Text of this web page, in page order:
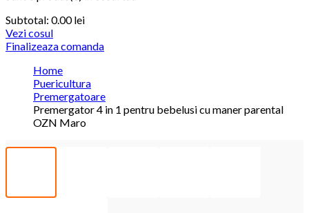
Subtotal: 0.00 lei
Vezi cosul
Finalizeaza comanda
Home
Puericultura
Premergatoare
Premergator 4 in 1 pentru bebelusi cu maner parental
OZN Maro